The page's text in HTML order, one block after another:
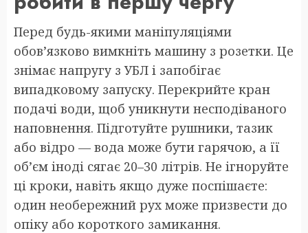
Перед будь-якими маніпуляціями
обов’язково вимкніть машину з розетки. Це
знімає напругу з УБЛ і запобігає
випадковому запуску. Перекрийте кран
подачі води, щоб уникнути несподіваного
наповнення. Підготуйте рушники, тазик
або відро — вода може бути гарячою, а її
об’єм іноді сягає 20–30 літрів. Не ігноруйте
ці кроки, навіть якщо дуже поспішаєте:
один необережний рух може призвести до
опіку або короткого замикання.